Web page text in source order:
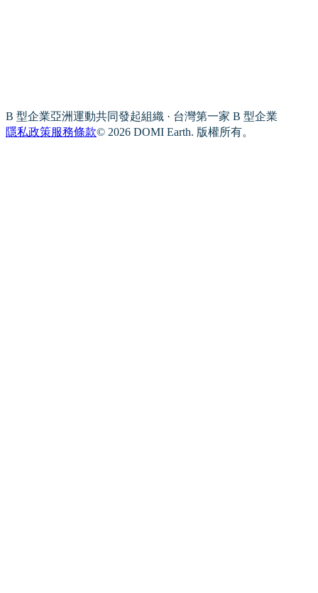
B 型企業亞洲運動共同發起組織 · 台灣第一家 B 型企業
隱私政策服務條款© 2026 DOMI Earth. 版權所有。